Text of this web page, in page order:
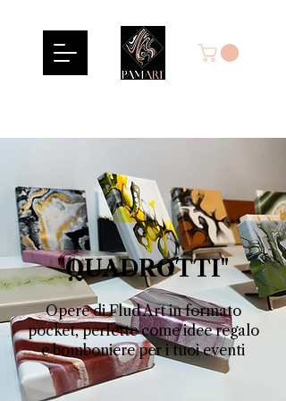
Opere di Flud Art in formato
pocket, perfette come idee regalo
e bomboniere per i tuoi eventi
"QUADROTTI"